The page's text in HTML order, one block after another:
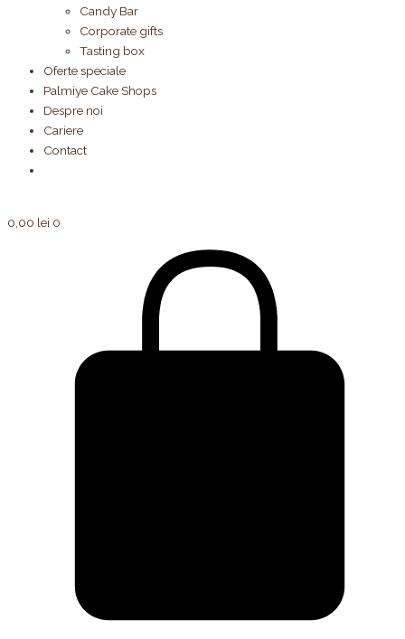
Candy Bar
Corporate gifts
Tasting box
Oferte speciale
Palmiye Cake Shops
Despre noi
Cariere
Contact
0,00 lei 0